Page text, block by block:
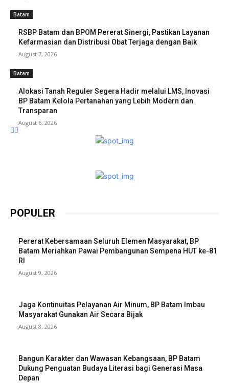
Batam
RSBP Batam dan BPOM Pererat Sinergi, Pastikan Layanan
Kefarmasian dan Distribusi Obat Terjaga dengan Baik
August 7, 2026
Batam
Alokasi Tanah Reguler Segera Hadir melalui LMS, Inovasi
BP Batam Kelola Pertanahan yang Lebih Modern dan
Transparan
August 6, 2026
POPULER
Pererat Kebersamaan Seluruh Elemen Masyarakat, BP
Batam Meriahkan Pawai Pembangunan Sempena HUT ke-81
RI
August 9, 2026
Jaga Kontinuitas Pelayanan Air Minum, BP Batam Imbau
Masyarakat Gunakan Air Secara Bijak
August 8, 2026
Bangun Karakter dan Wawasan Kebangsaan, BP Batam
Dukung Penguatan Budaya Literasi bagi Generasi Masa
Depan